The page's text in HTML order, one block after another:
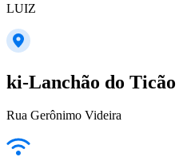
LUIZ
ki-Lanchão do Ticão
Rua Gerônimo Videira